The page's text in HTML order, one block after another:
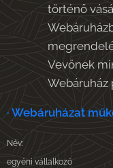
történő
Vevőnek
Webáruház
· Webáruházat
Név:
egyéni vállalkozó